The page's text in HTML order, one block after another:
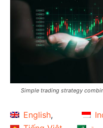
Simple trading strategy
English